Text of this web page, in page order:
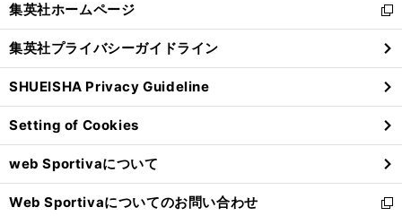
閉
る
集英社ホームページ
新
し
い
ウ
ィ
ン
ド
ウ
で
開
く
集英社プライバシーガイドライン
SHUEISHA Privacy Guideline
Setting of Cookies
web Sportivaについて
Web Sportivaについてのお問い合わせ
新